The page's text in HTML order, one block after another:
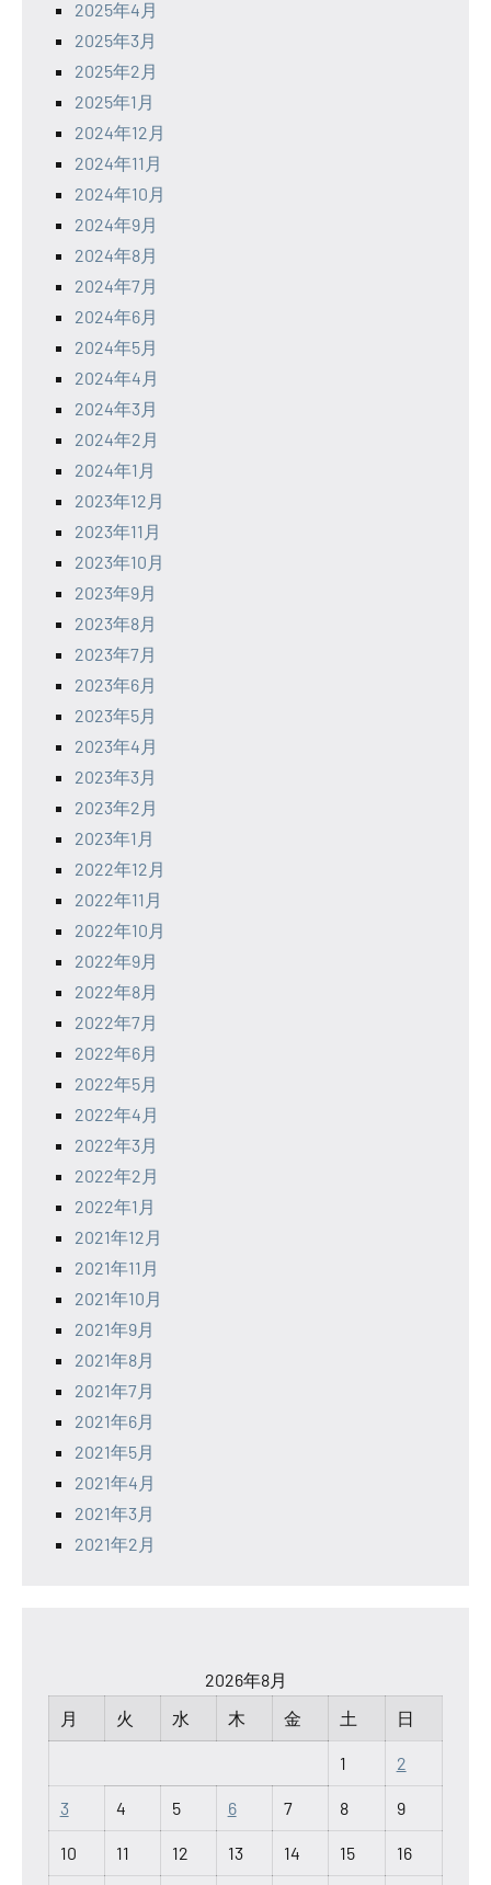
2025年4月
2025年3月
2025年2月
2025年1月
2024年12月
2024年11月
2024年10月
2024年9月
2024年8月
2024年7月
2024年6月
2024年5月
2024年4月
2024年3月
2024年2月
2024年1月
2023年12月
2023年11月
2023年10月
2023年9月
2023年8月
2023年7月
2023年6月
2023年5月
2023年4月
2023年3月
2023年2月
2023年1月
2022年12月
2022年11月
2022年10月
2022年9月
2022年8月
2022年7月
2022年6月
2022年5月
2022年4月
2022年3月
2022年2月
2022年1月
2021年12月
2021年11月
2021年10月
2021年9月
2021年8月
2021年7月
2021年6月
2021年5月
2021年4月
2021年3月
2021年2月
2026年8月
月
火 水 木 金 土 日
1 2
3 4 5 6 7 8 9
10 11 12 13 14 15 16